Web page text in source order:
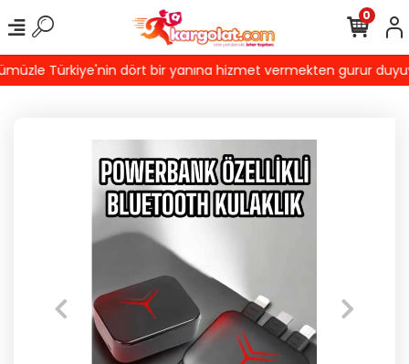
Türkiye'nin dört bir yanına hizmet vermekten gurur
0